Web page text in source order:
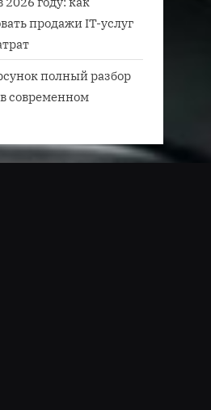
продажи IT-услуг
полный разбор
современном